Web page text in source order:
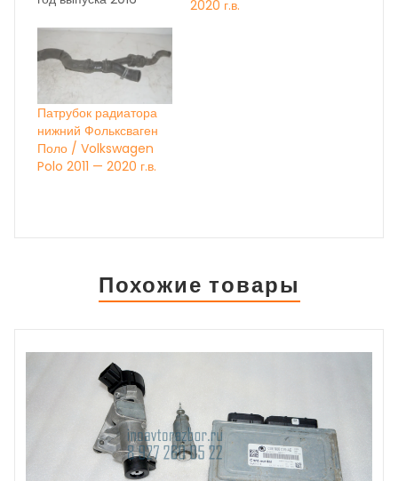
(нижний 18101113) ОЕМ
215012443R
2020 г.в.
Патрубок радиатора
нижний Фольксваген
Поло / Volkswagen
Polo 2011 — 2020 г.в.
Похожие товары